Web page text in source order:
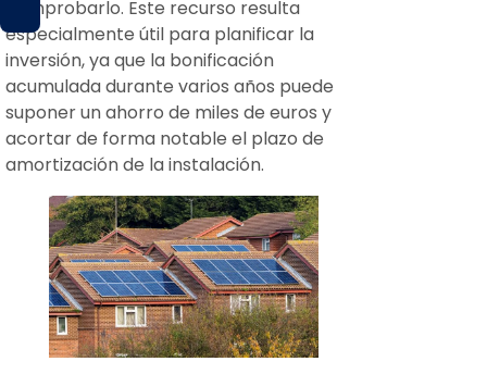
comprobarlo. Este recurso resulta
especialmente útil para planificar la
inversión, ya que la bonificación
acumulada durante varios años puede
suponer un ahorro de miles de euros y
acortar de forma notable el plazo de
amortización de la instalación.